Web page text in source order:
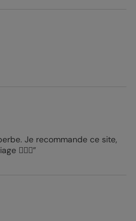
Je recommande ce site,
👍🏼😍”